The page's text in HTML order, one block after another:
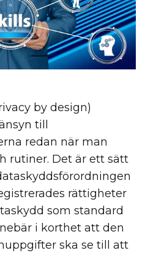
by design)
till
redan när man
rutiner. Det är ett sätt
rättigheter
som standard
i korthet att den
ska se till att